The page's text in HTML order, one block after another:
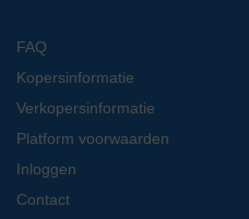
FAQ
Kopersinformatie
Verkopersinformatie
Platform voorwaarden
Inloggen
Contact